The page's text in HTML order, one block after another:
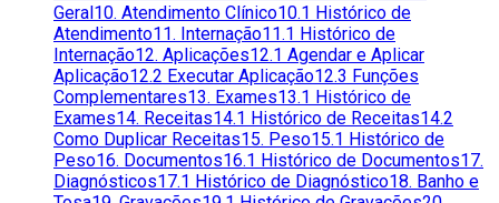
Geral10. Atendimento Clínico10.1 Histórico de
Atendimento11. Internação11.1 Histórico de
Internação12. Aplicações12.1 Agendar e Aplicar
Aplicação12.2 Executar Aplicação12.3 Funções
Complementares13. Exames13.1 Histórico de
Exames14. Receitas14.1 Histórico de Receitas14.2
Como Duplicar Receitas15. Peso15.1 Histórico de
Peso16. Documentos16.1 Histórico de Documentos17.
Diagnósticos17.1 Histórico de Diagnóstico18. Banho e